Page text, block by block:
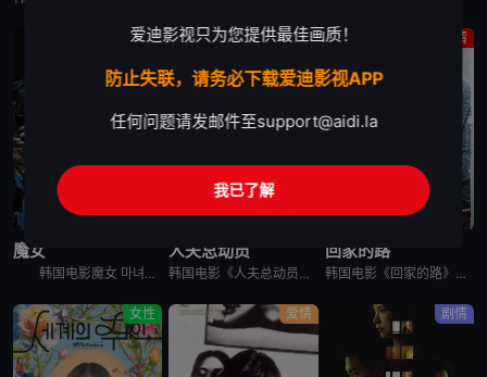
动作
蓝光画质
魔女
韩国电影魔女 마녀讲述了10年前在一起奇怪的事故中独自生还的失忆少女子允，在一对老夫妇的抚养下长大。为了贴补家用，子允参加了某档电视节目，但让她没想到的是，就在节目播出后，开始有各种奇怪的人出现在
剧情
蓝光画质
人夫总动员
韩国电影《人夫总动员》讲述了，资深缉毒警黄忠植被困多年的贩毒团伙突然反扑，前妻诗奈惨遭绑架，沦为犯罪组织要挟他的筹码。摆在他面前的，只有一条险路：和诗奈的现任丈夫李敏锡联手救人。李敏锡看似是文弱的兽医
剧情
蓝光画质
回家的路
韩国电影《回家的路》讲述了，金宗裴（高修 饰）和宋静妍（全度妍 饰）是一对平凡的夫妇，他们共同经营一家汽车修理店，并育有可爱的女儿慧琳。生活固然快乐，但是不免狂风暴雨的侵袭。宗裴曾给朋友秀载作担保，但
女性 爱情 剧情
爱迪影视只为您提供最佳画质！
防止失联，请务必下载爱迪影视APP
任何问题请发邮件至support@aidi.la
我已了解